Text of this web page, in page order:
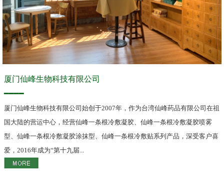
厦门仙峰生物科技有限公司
━━━━
厦门仙峰生物科技有限公司始创于2007年，作为台湾仙峰药品有限公司在祖
国大陆的营运中心，经营仙峰一条根冷敷凝胶、仙峰一条根冷敷凝胶喷雾
型、仙峰一条根冷敷凝胶涂抹型、仙峰一条根冷敷贴系列产品，深受客户喜
爱，2016年成为“第十九届...